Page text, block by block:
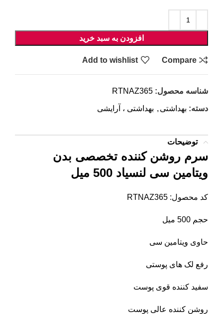
افزودن به سبد خرید
Compare
Add to wishlist
شناسه محصول: RTNAZ365
دسته: بهداشتی , بهداشتی ، آرایشی
توضیحات
سرم روشن کننده تخصصی بدن
ویتامین سی لنسیاد 500 میل
کد محصول: RTNAZ365
حجم 500 میل
حاوی ویتامین سی
رفع لک های پوستی
سفید کننده قوی پوست
روشن کننده عالی پوست